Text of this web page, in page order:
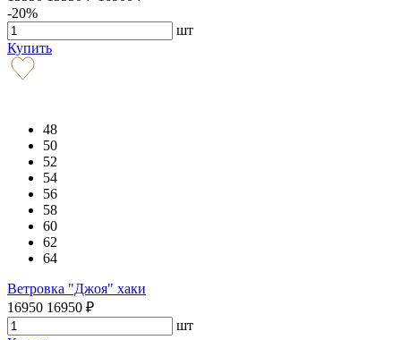
-20%
шт
Купить
48
50
52
54
56
58
60
62
64
Ветровка "Джоя" хаки
16950 16950 ₽
шт